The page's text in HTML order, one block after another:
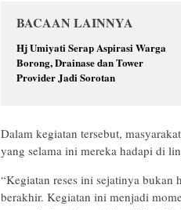
BACAAN LAINNYA
Hj Umiyati Serap Aspirasi Warga
Borong, Drainase dan Tower
Provider Jadi Sorotan
Dalam kegiatan tersebut,
yang selama ini mereka hadapi di
“Kegiatan reses ini sejatinya bukan
berakhir. Kegiatan ini menjadi